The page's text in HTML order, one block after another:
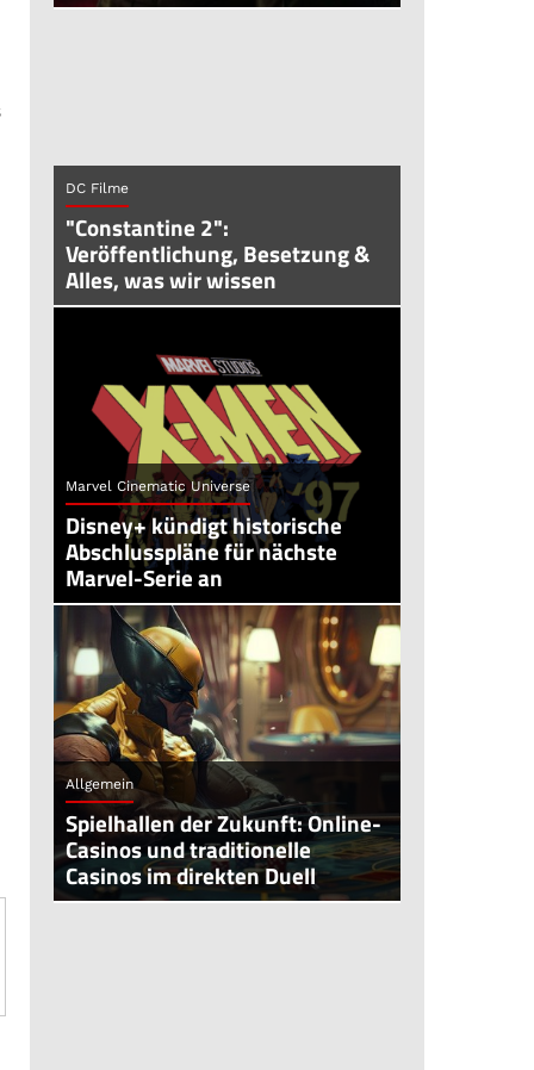
DC Filme
"Constantine 2":
Veröffentlichung, Besetzung &
Alles, was wir wissen
Marvel Cinematic Universe
Disney+ kündigt historische
Abschlusspläne für nächste
Marvel-Serie an
Allgemein
Spielhallen der Zukunft: Online-
Casinos und traditionelle
Casinos im direkten Duell